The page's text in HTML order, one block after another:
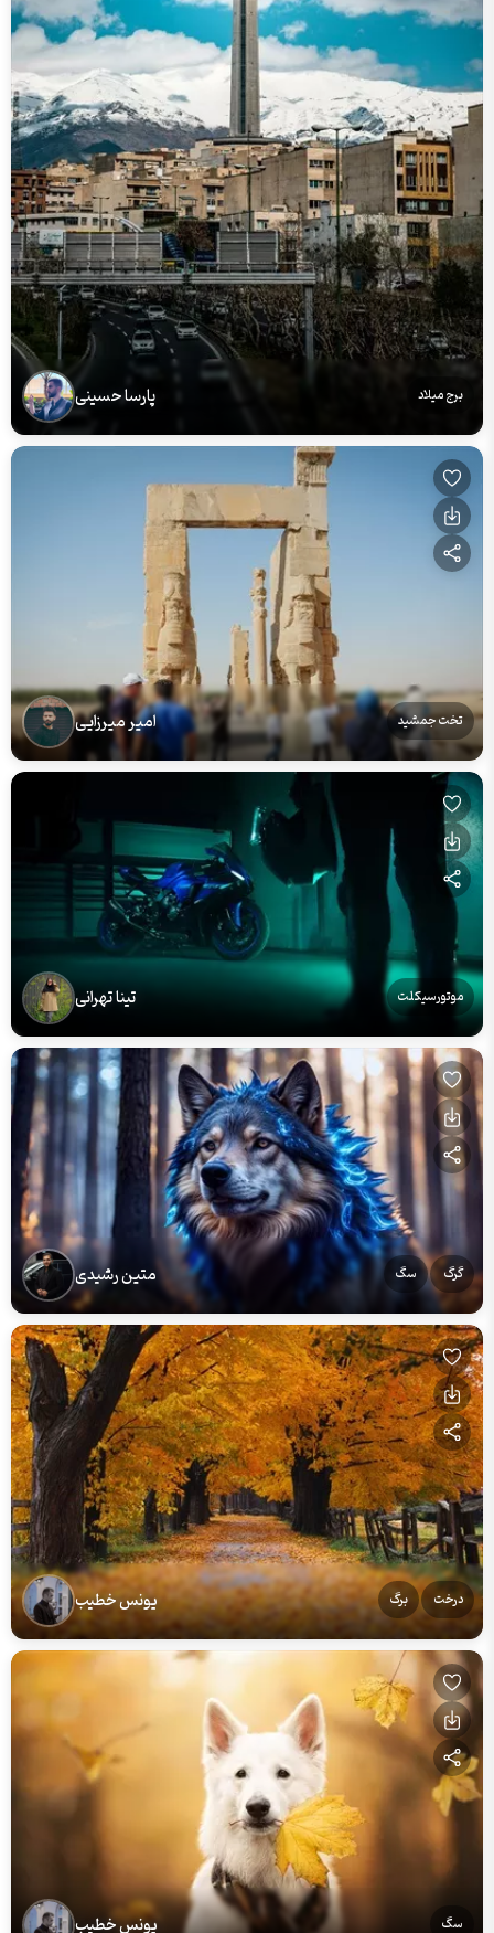
برج میلاد پارسا حسینی
تخت جمشید امیر میرزایی
موتورسیکلت تینا تهرانی
گرگ سگ متین رشیدی
درخت برگ یونس خطیب
سگ یونس خطیب